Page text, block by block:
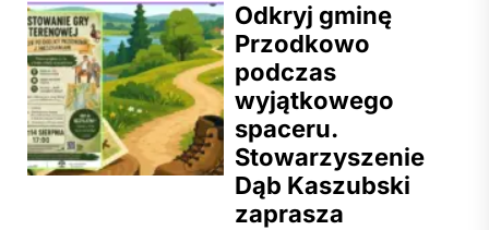
Odkryj gminę
Przodkowo
podczas
wyjątkowego
spaceru.
Stowarzyszenie
Dąb Kaszubski
zaprasza